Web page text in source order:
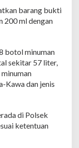
barang bukti
200 ml dengan
botol minuman
sekitar 57 liter,
Kawa dan jenis
di Polsek
ketentuan